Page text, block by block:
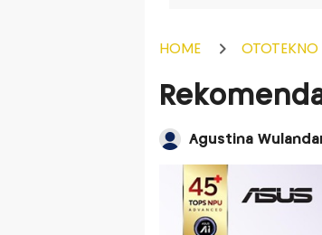
HOME OTOTEKNO
Agustina